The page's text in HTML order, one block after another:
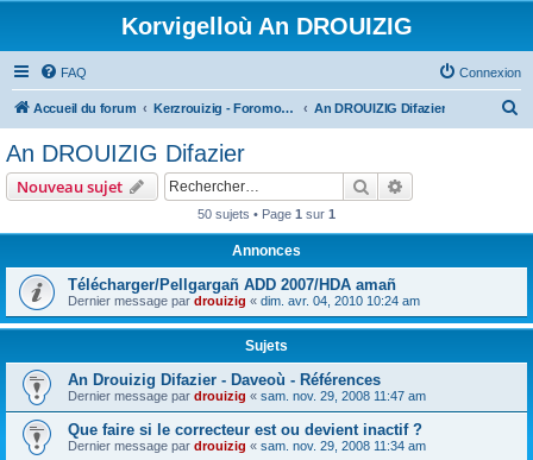
Korvigelloù An DROUIZIG
FAQ Connexion
Accueil du forum Kerzrouizig - Foromoù An Drouizig An DROUIZIG Difazier
e
r
An DROUIZIG Difazier
Nouveau sujet Rechercher
50 sujets • Page 1 sur 1
Annonces
Télécharger/Pellgargañ ADD 2007/HDA amañ
Dernier message par drouizig « dim. avr. 04, 2010 10:24 am
Sujets
An Drouizig Difazier - Daveoù - Références
Dernier message par drouizig « sam. nov. 29, 2008 11:47 am
Que faire si le correcteur est ou devient inactif ?
Dernier message par drouizig « sam. nov. 29, 2008 11:34 am